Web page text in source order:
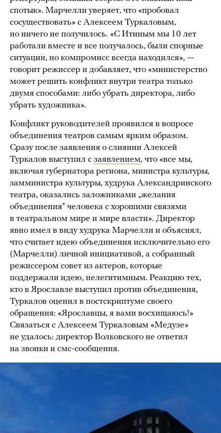
спотык». Марчелли уверяет, что «пробовал
сосуществовать» с Алексеем Туркаловым,
но ничего не получилось. «С Итиным мы 10 лет
работали вместе и все получалось, были спорные
ситуации, но компромисс всегда находился», —
говорит режиссер и добавляет, что «министерство
может решить конфликт внутри театра только
двумя способами: либо убрать директора, либо
убрать художника».
Конфликт руководителей проявился в вопросе
объединения театров самым ярким образом.
Сразу после заявления о слиянии Алексей
Туркалов выступил с заявлением, что «все мы,
включая губернатора региона, министра культуры,
замминистра культуры, худрука Александринского
театра, оказались заложниками „желания
объединения“ человека с хорошими связями
в театральном мире и мире власти». Директор
явно имел в виду худрука Марчелли и объяснял,
что считает идею объединения исключительно его
(Марчелли) личной инициативой, а собранный
режиссером совет из актеров, которые
поддержали идею, нелегитимным. Реакцию тех,
кто в Ярославле выступил против объединения,
Туркалов оценил в постскриптуме своего
обращения: «Ярославцы, я вами восхищаюсь!»
Связаться с Алексеем Туркаловым «Медузе»
не удалось: директор Волковского не ответил
на звонки и смс-сообщения.